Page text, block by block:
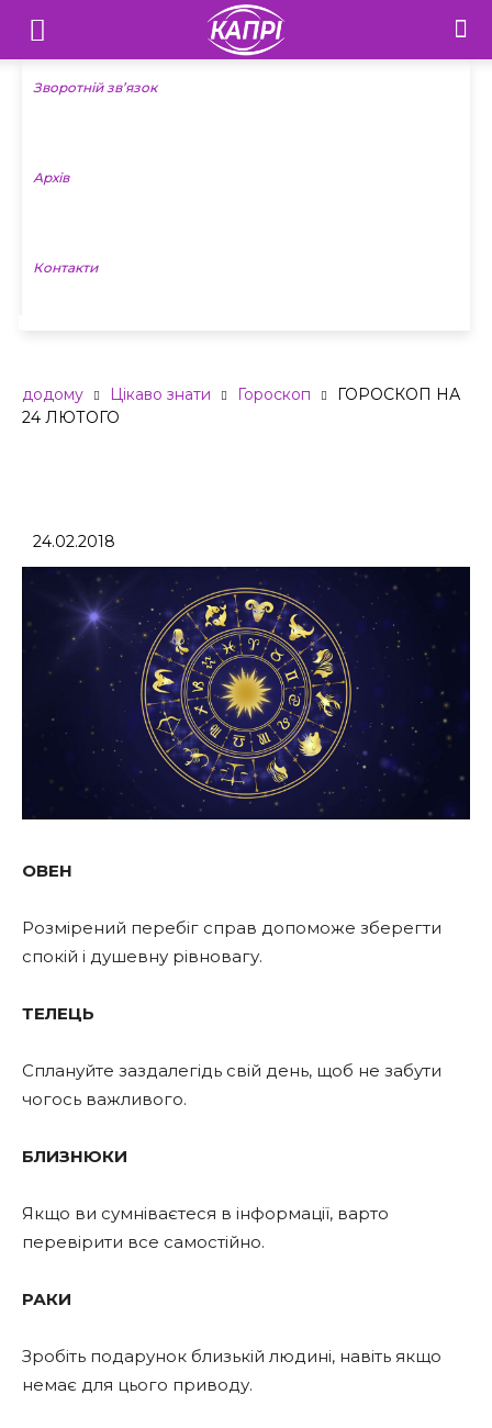
Телебачення
«Капрі»
Новини
Зворотній зв’язок
Архів
Контакти
додому Цікаво знати Гороскоп
ГОРОСКОП НА
24 ЛЮТОГО
24.02.2018
ОВЕН
Розмірений перебіг справ допоможе зберегти
спокій і душевну рівновагу.
ТЕЛЕЦЬ
Сплануйте заздалегідь свій день, щоб не забути
чогось важливого.
БЛИЗНЮКИ
Якщо ви сумніваєтеся в інформації, варто
перевірити все самостійно.
РАКИ
Зробіть подарунок близькій людині, навіть якщо
немає для цього приводу.